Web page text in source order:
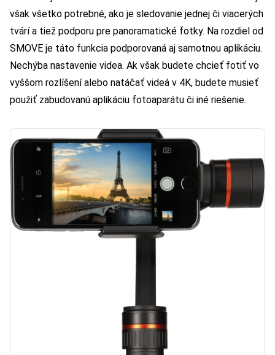
však všetko potrebné, ako je sledovanie jednej či viacerých
tvárí a tiež podporu pre panoramatické fotky. Na rozdiel od
SMOVE je táto funkcia podporovaná aj samotnou aplikáciu.
Nechýba nastavenie videa. Ak však budete chcieť fotiť vo
vyššom rozlíšení alebo natáčať videá v 4K, budete musieť
použiť zabudovanú aplikáciu fotoaparátu či iné riešenie.